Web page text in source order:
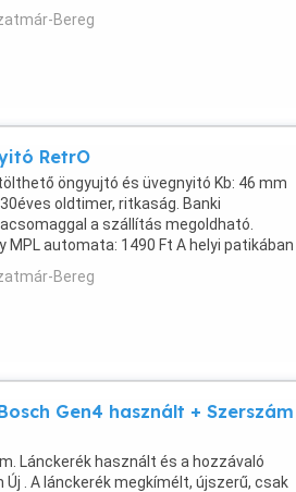
Bereg
RetrO
öngyujtó és üvegnyitó Kb: 46 mm
oldtimer, ritkaság. Banki
a szállítás megoldható.
MPL automata: 1490 Ft A helyi patikában
Viber Whats ...
Bereg
Gen4 használt + Szerszám
Lánckerék használt és a hozzávaló
. A lánckerék megkímélt, újszerű, csak